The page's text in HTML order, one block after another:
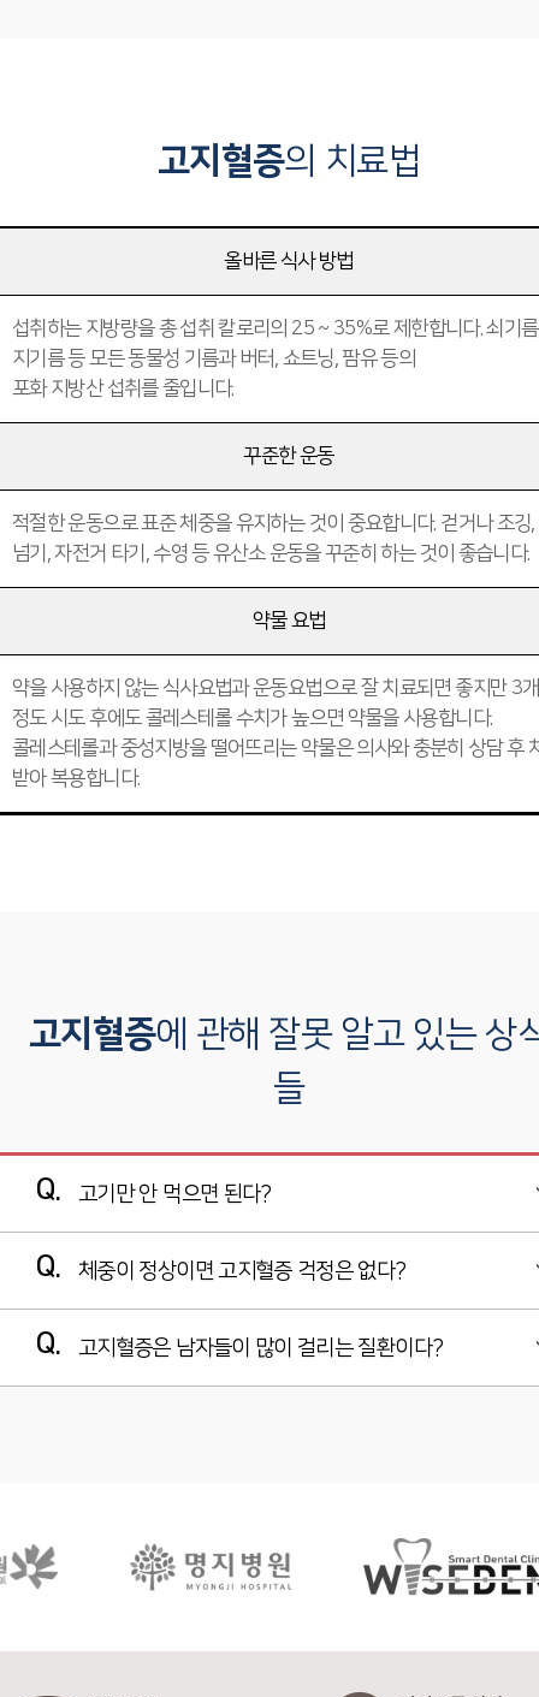
고지혈증의 치료법
올바른 식사 방법
섭취하는 지방량을 총 섭취 칼로리의 25 ~ 35%로 제한합니다. 쇠기
지기름 등 모든 동물성 기름과 버터, 쇼트닝, 팜유 등의
포화 지방산 섭취를 줄입니다.
꾸준한 운동
적절한 운동으로 표준 체중을 유지하는 것이 중요합니다. 걷거나 조깅,
넘기, 자전거 타기, 수영 등 유산소 운동을 꾸준히 하는 것이 좋습니다.
약물 요법
약을 사용하지 않는 식사요법과 운동요법으로 잘 치료되면 좋지만 3
정도 시도 후에도 콜레스테롤 수치가 높으면 약물을 사용합니다.
콜레스테롤과 중성지방을 떨어뜨리는 약물은 의사와 충분히 상담 후
받아 복용합니다.
고지혈증에 관해 잘못 알고 있는 상
들
Q. 고기만 안 먹으면 된다?
이나 심근경색과 같은 심혈관계 질환의 위험이 높다고 알려져 있습
니다. 하지만 최근 미국에서 고기나
동물성 식품을 먹지 않고 채식만 하는 사람들이 동맥경화증 발병 위
험이 높을 수 있다는 연구 결과가 나왔습니다. 우리 몸은 음식물에
서 섭취되는 콜레스테롤 양에 따라 몸 안에서
Q. 체중이 정상이면 고지혈증 걱정은 없다?
른 사람도 예외는 아닙니다. 고지혈증은 체중에 비례해 발생하는 것
이 아니라,
Q. 고지혈증은 남자들이 많이 걸리는 질환이다?
증의 발병 위험이 높아졌기 때문입니다.